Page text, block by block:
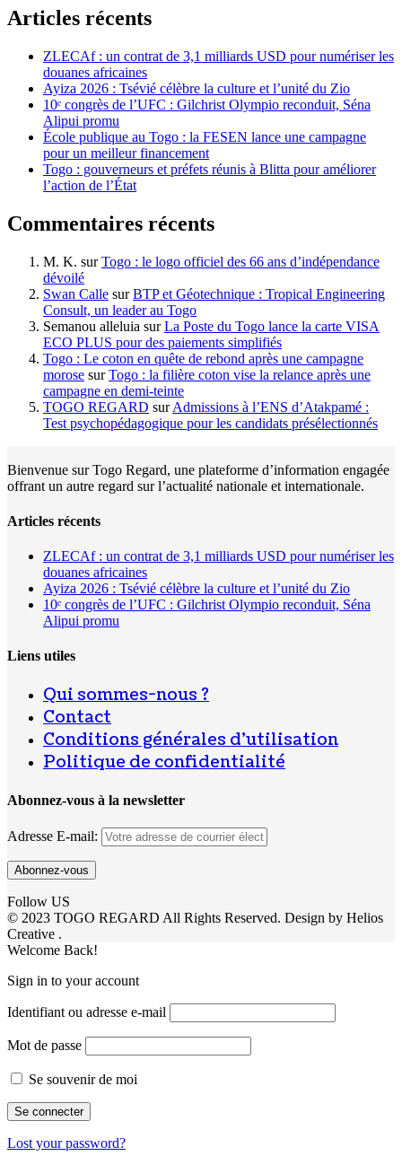
Articles récents
ZLECAf : un contrat de 3,1 milliards USD pour numériser les
douanes africaines
Ayiza 2026 : Tsévié célèbre la culture et l’unité du Zio
10ᵉ congrès de l’UFC : Gilchrist Olympio reconduit, Séna
Alipui promu
École publique au Togo : la FESEN lance une campagne
pour un meilleur financement
Togo : gouverneurs et préfets réunis à Blitta pour améliorer
l’action de l’État
Commentaires récents
M. K. surTogo : le logo officiel des 66 ans d’indépendance
dévoilé
Swan Calle surBTP et Géotechnique : Tropical Engineering
Consult, un leader au Togo
Semanou alleluia surLa Poste du Togo lance la carte VISA
ECO PLUS pour des paiements simplifiés
Togo : Le coton en quête de rebond après une campagne
morose surTogo : la filière coton vise la relance après une
campagne en demi-teinte
TOGO REGARD surAdmissions à l’ENS d’Atakpamé :
Test psychopédagogique pour les candidats présélectionnés
Bienvenue sur Togo Regard, une plateforme d’information engagée
offrant un autre regard sur l’actualité nationale et internationale.
Articles récents
ZLECAf : un contrat de 3,1 milliards USD pour numériser les
douanes africaines
Ayiza 2026 : Tsévié célèbre la culture et l’unité du Zio
10ᵉ congrès de l’UFC : Gilchrist Olympio reconduit, Séna
Alipui promu
Liens utiles
Qui sommes-nous ?
Contact
Conditions générales d’utilisation
Politique de confidentialité
Abonnez-vous à la newsletter
Adresse E-mail:
Follow US
© 2023 TOGO REGARD All Rights Reserved. Design by Helios
Creative .
Welcome Back!
Sign in to your account
Identifiant ou adresse e-mail
Mot de passe
Se souvenir de moi
Lost your password?